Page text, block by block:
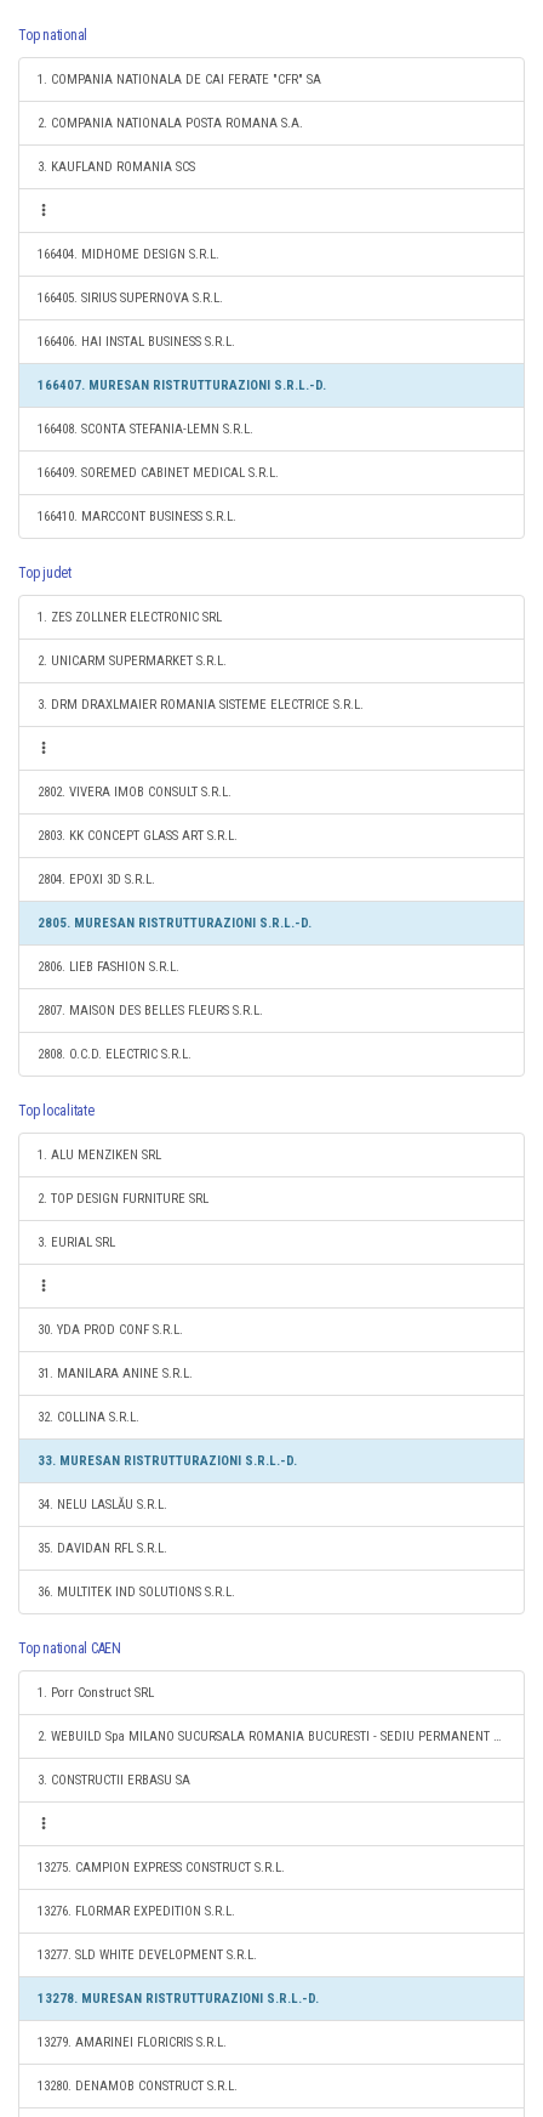
Top national
1. COMPANIA NATIONALA DE CAI FERATE "CFR" SA
2. COMPANIA NATIONALA POSTA ROMANA S.A.
3. KAUFLAND ROMANIA SCS
166404. MIDHOME DESIGN S.R.L.
166405. SIRIUS SUPERNOVA S.R.L.
166406. HAI INSTAL BUSINESS S.R.L.
166407. MURESAN RISTRUTTURAZIONI S.R.L.-D.
166408. SCONTA STEFANIA-LEMN S.R.L.
166409. SOREMED CABINET MEDICAL S.R.L.
166410. MARCCONT BUSINESS S.R.L.
Top judet
1. ZES ZOLLNER ELECTRONIC SRL
2. UNICARM SUPERMARKET S.R.L.
3. DRM DRAXLMAIER ROMANIA SISTEME ELECTRICE S.R.L.
2802. VIVERA IMOB CONSULT S.R.L.
2803. KK CONCEPT GLASS ART S.R.L.
2804. EPOXI 3D S.R.L.
2805. MURESAN RISTRUTTURAZIONI S.R.L.-D.
2806. LIEB FASHION S.R.L.
2807. MAISON DES BELLES FLEURS S.R.L.
2808. O.C.D. ELECTRIC S.R.L.
Top localitate
1. ALU MENZIKEN SRL
2. TOP DESIGN FURNITURE SRL
3. EURIAL SRL
30. YDA PROD CONF S.R.L.
31. MANILARA ANINE S.R.L.
32. COLLINA S.R.L.
33. MURESAN RISTRUTTURAZIONI S.R.L.-D.
34. NELU LASLĂU S.R.L.
35. DAVIDAN RFL S.R.L.
36. MULTITEK IND SOLUTIONS S.R.L.
Top national CAEN
1. Porr Construct SRL
2. WEBUILD Spa MILANO SUCURSALA ROMANIA BUCURESTI - SEDIU PERMANENT DESEMNAT
3. CONSTRUCTII ERBASU SA
13275. CAMPION EXPRESS CONSTRUCT S.R.L.
13276. FLORMAR EXPEDITION S.R.L.
13277. SLD WHITE DEVELOPMENT S.R.L.
13278. MURESAN RISTRUTTURAZIONI S.R.L.-D.
13279. AMARINEI FLORICRIS S.R.L.
13280. DENAMOB CONSTRUCT S.R.L.